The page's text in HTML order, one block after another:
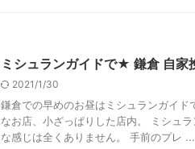
ミシュランガイドで★ 鎌倉 自家
2021/1/30
鎌倉での早めのお昼はミシュランガイ
なお店、小ざっぱりした店内。 ミシュ
な感じは全くありません。 手前のプレ ...